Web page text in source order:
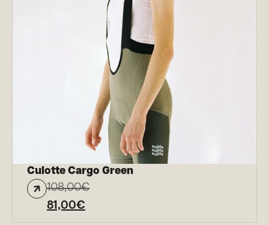
Culotte Cargo Green
108,00€
81,00€